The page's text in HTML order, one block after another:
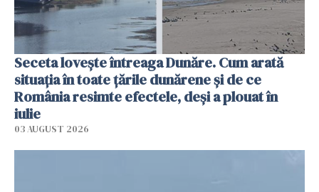
Seceta lovește întreaga Dunăre. Cum arată
situația în toate țările dunărene și de ce
România resimte efectele, deși a plouat în
iulie
03 AUGUST 2026